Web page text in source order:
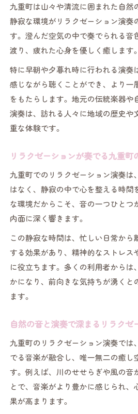
演奏体験が叶える心地よ
ン時間
日常を忘れるリラクゼー
癒しを求めて体感したい
演奏
九重町の自然でリラックスを
リラクゼーション演奏と
九重町の自然とリラクゼ
リラクゼーションで味わ
自然の中で感じる深いリ
験
リラクゼーション演奏が
力
リラクゼーション演奏が導く
リラクゼーション演奏で
九重町ならではの癒しを
リラクゼーションが叶え
リラクゼーション演奏がも
美しい九重町で癒しの演奏を
リラクゼーション演奏と
しむ
自然に包まれる九重町で
九重町は山々や清流に囲まれた自然
静寂な環境がリラクゼーション演奏
す。澄んだ空気の中で奏でられる音
渡り、疲れた心身を優しく癒します。
特に早朝や夕暮れ時に行われる演奏
感じながら聴くことができ、より一
をもたらします。地元の伝統楽器や
演奏は、訪れる人々に地域の歴史や
重な体験です。
リラクゼーションが奏でる九重町
九重町でのリラクゼーション演奏は
はなく、静寂の中で心を整える時間
な環境だからこそ、音の一つひとつ
内面に深く響きます。
この静寂な時間は、忙しい日常から
する効果があり、精神的なストレス
に役立ちます。多くの利用者からは
かになり、前向きな気持ちが湧くと
ます。
自然の音と演奏で深まるリラクゼ
九重町のリラクゼーション演奏では
でる音楽が融合し、唯一無二の癒し
す。例えば、川のせせらぎや風の音
とで、音楽がより豊かに感じられ、
果が高まります。